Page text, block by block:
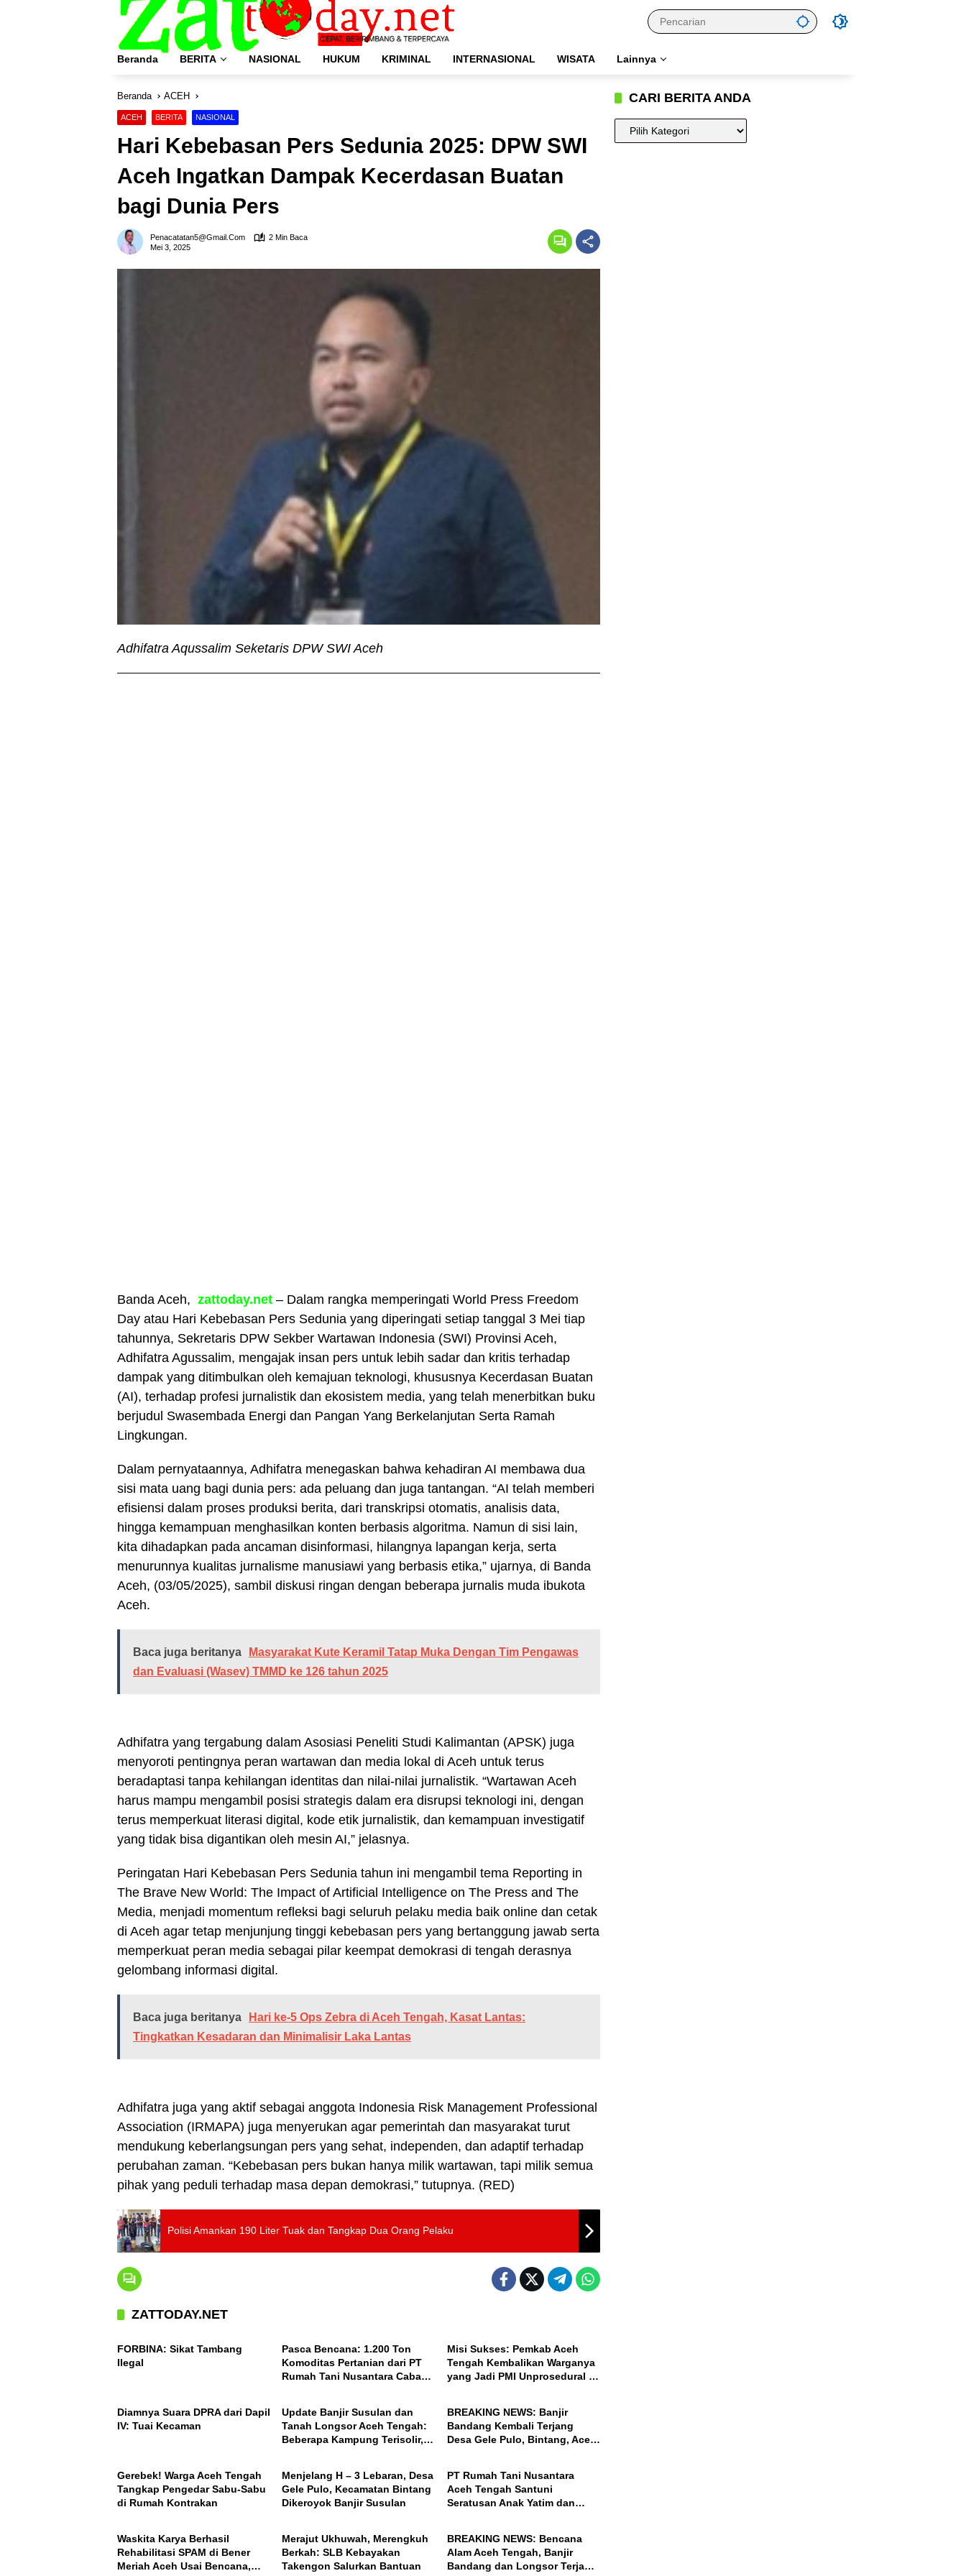
Beranda
BERITA NASIONAL HUKUM KRIMINAL INTERNASIONAL WISATA Lainnya
Beranda ACEH
ACEH BERITA NASIONAL
Hari Kebebasan Pers Sedunia 2025: DPW SWI
Aceh Ingatkan Dampak Kecerdasan Buatan
bagi Dunia Pers
Penacatatan5@gmail.com
2 Min Baca
Mei 3, 2025
Adhifatra Aqussalim Seketaris DPW SWI Aceh
Banda Aceh, zattoday.net – Dalam rangka memperingati World Press Freedom
Day atau Hari Kebebasan Pers Sedunia yang diperingati setiap tanggal 3 Mei tiap
tahunnya, Sekretaris DPW Sekber Wartawan Indonesia (SWI) Provinsi Aceh,
Adhifatra Agussalim, mengajak insan pers untuk lebih sadar dan kritis terhadap
dampak yang ditimbulkan oleh kemajuan teknologi, khususnya Kecerdasan Buatan
(AI), terhadap profesi jurnalistik dan ekosistem media, yang telah menerbitkan buku
berjudul Swasembada Energi dan Pangan Yang Berkelanjutan Serta Ramah
Lingkungan.
Dalam pernyataannya, Adhifatra menegaskan bahwa kehadiran AI membawa dua
sisi mata uang bagi dunia pers: ada peluang dan juga tantangan. “AI telah memberi
efisiensi dalam proses produksi berita, dari transkripsi otomatis, analisis data,
hingga kemampuan menghasilkan konten berbasis algoritma. Namun di sisi lain,
kita dihadapkan pada ancaman disinformasi, hilangnya lapangan kerja, serta
menurunnya kualitas jurnalisme manusiawi yang berbasis etika,” ujarnya, di Banda
Aceh, (03/05/2025), sambil diskusi ringan dengan beberapa jurnalis muda ibukota
Aceh.
Baca juga beritanya
Masyarakat Kute Keramil Tatap Muka Dengan Tim Pengawas
dan Evaluasi (Wasev) TMMD ke 126 tahun 2025
Adhifatra yang tergabung dalam Asosiasi Peneliti Studi Kalimantan (APSK) juga
menyoroti pentingnya peran wartawan dan media lokal di Aceh untuk terus
beradaptasi tanpa kehilangan identitas dan nilai-nilai jurnalistik. “Wartawan Aceh
harus mampu mengambil posisi strategis dalam era disrupsi teknologi ini, dengan
terus memperkuat literasi digital, kode etik jurnalistik, dan kemampuan investigatif
yang tidak bisa digantikan oleh mesin AI,” jelasnya.
Peringatan Hari Kebebasan Pers Sedunia tahun ini mengambil tema Reporting in
The Brave New World: The Impact of Artificial Intelligence on The Press and The
Media, menjadi momentum refleksi bagi seluruh pelaku media baik online dan cetak
di Aceh agar tetap menjunjung tinggi kebebasan pers yang bertanggung jawab serta
memperkuat peran media sebagai pilar keempat demokrasi di tengah derasnya
gelombang informasi digital.
Baca juga beritanya
Hari ke-5 Ops Zebra di Aceh Tengah, Kasat Lantas:
Tingkatkan Kesadaran dan Minimalisir Laka Lantas
Adhifatra juga yang aktif sebagai anggota Indonesia Risk Management Professional
Association (IRMAPA) juga menyerukan agar pemerintah dan masyarakat turut
mendukung keberlangsungan pers yang sehat, independen, dan adaptif terhadap
perubahan zaman. “Kebebasan pers bukan hanya milik wartawan, tapi milik semua
pihak yang peduli terhadap masa depan demokrasi,” tutupnya. (RED)
Polisi Amankan 190 Liter Tuak dan Tangkap Dua Orang Pelaku
ZATTODAY.NET
ACEH
FORBINA: Sikat Tambang
Ilegal
Pasca Bencana: 1.200 Ton
Komoditas Pertanian dari PT
Rumah Tani Nusantara Cabang
Misi Sukses: Pemkab Aceh
Tengah Kembalikan Warganya
yang Jadi PMI Unprosedural di
Diamnya Suara DPRA dari Dapil
IV: Tuai Kecaman
Update Banjir Susulan dan
Tanah Longsor Aceh Tengah:
Beberapa Kampung Terisolir,
ACEH
BREAKING NEWS: Banjir
Bandang Kembali Terjang
Desa Gele Pulo, Bintang, Aceh
Gerebek! Warga Aceh Tengah
Tangkap Pengedar Sabu-Sabu
di Rumah Kontrakan
Menjelang H – 3 Lebaran, Desa
Gele Pulo, Kecamatan Bintang
Dikeroyok Banjir Susulan
PT Rumah Tani Nusantara
Aceh Tengah Santuni
Seratusan Anak Yatim dan
Waskita Karya Berhasil
Rehabilitasi SPAM di Bener
Meriah Aceh Usai Bencana,
ACEH
Merajut Ukhuwah, Merengkuh
Berkah: SLB Kebayakan
Takengon Salurkan Bantuan
BREAKING NEWS: Bencana
Alam Aceh Tengah, Banjir
Bandang dan Longsor Terjang
CARI BERITA ANDA
CARI
BERITA